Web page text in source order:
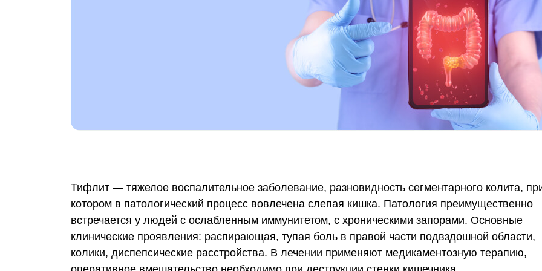
Тифлит — тяжелое воспалительное заболевание, разновидность сегментарного колита,
котором в патологический процесс вовлечена слепая кишка. Патология преимущественно
встречается у людей с ослабленным иммунитетом, с хроническими запорами. Основные
клинические проявления: распирающая, тупая боль в правой части подвздошной области,
колики, диспепсические расстройства. В лечении применяют медикаментозную терапию,